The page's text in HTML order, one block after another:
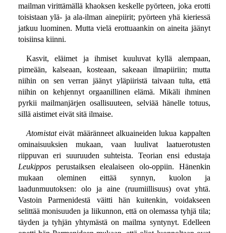
mailman virittämällä khaoksen keskelle pyörteen, joka erotti
toisistaan ylä- ja ala-ilman ainepiirit; pyörteen yhä kieriessä
jatkuu luominen. Mutta vielä erottuaankin on aineita jäänyt
toisiinsa kiinni.
Kasvit, eläimet ja ihmiset kuuluvat kyllä alempaan,
pimeään, kalseaan, kosteaan, sakeaan ilmapiiriin; mutta
niihin on sen verran jäänyt yläpiiristä taivaan tulta, että
niihin on kehjennyt orgaanillinen elämä. Mikäli ihminen
pyrkii mailmanjärjen osallisuuteen, selviää hänelle totuus,
sillä aistimet eivät sitä ilmaise.
Atomistateivät määränneet alkuaineiden lukua kappalten
ominaisuuksien mukaan, vaan luulivat laatuerotusten
riippuvan eri suuruuden suhteista. Teorian ensi edustaja
Leukipposperustaiksen elealaiseen olo-oppiin. Hänenkin
mukaan oleminen eittää synnyn, kuolon ja
laadunmuutoksen: olo ja aine (ruumiillisuus) ovat yhtä.
Vastoin Parmenidestä väitti hän kuitenkin, voidakseen
selittää monisuuden ja liikunnon, että on olemassa tyhjä tila;
täyden ja tyhjän yhtymästä on mailma syntynyt. Edelleen